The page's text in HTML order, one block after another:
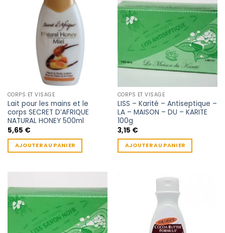
CORPS ET VISAGE
Lait pour les mains et le
corps SECRET D’AFRIQUE
NATURAL HONEY 500ml
5,65 €
AJOUTER AU PANIER
CORPS ET VISAGE
LISS – Karité – Antiseptique –
LA – MAISON – DU – KARITE
100g
3,15 €
AJOUTER AU PANIER